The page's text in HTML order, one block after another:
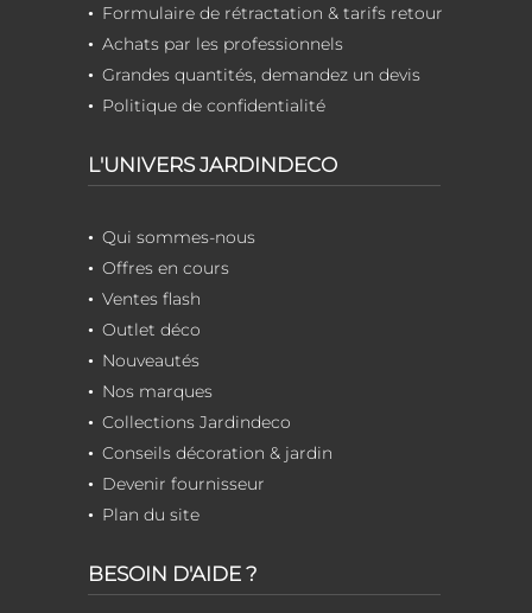
Formulaire de rétractation & tarifs retour
Achats par les professionnels
Grandes quantités, demandez un devis
Politique de confidentialité
L'UNIVERS JARDINDECO
Qui sommes-nous
Offres en cours
Ventes flash
Outlet déco
Nouveautés
Nos marques
Collections Jardindeco
Conseils décoration & jardin
Devenir fournisseur
Plan du site
BESOIN D'AIDE ?